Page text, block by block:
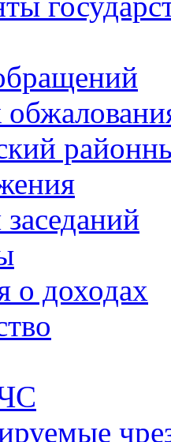
о доходах